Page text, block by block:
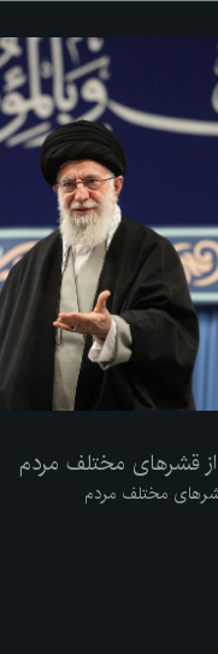
اطلاع رسانی دفتر مقام معظم رهبری
نامه
وجوهات
از قشرهای مختلف مردم
از قشرهای مختلف مردم
مختلف مردم